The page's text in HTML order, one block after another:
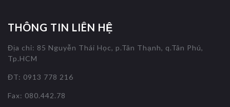
THÔNG TIN LIÊN HỆ
Địa chỉ: 85 Nguyễn Thái Học, p.Tân Thạnh, q.Tân Phú,
Tp.HCM
ĐT: 0913 778 216
Fax: 080.442.78